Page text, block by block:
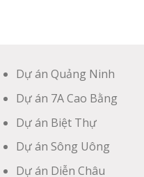
Dự án Quảng Ninh
Dự án 7A Cao Bằng
Dự án Biệt Thự
Dự án Sông Uông
Dự án Diễn Châu